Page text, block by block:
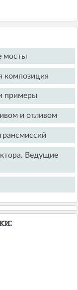
мосты
композиция
примеры
и отливом
Ведущие